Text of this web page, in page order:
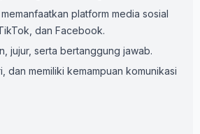
platform media sosial
dan Facebook.
jujur, serta bertanggung jawab.
dan memiliki kemampuan komunikasi